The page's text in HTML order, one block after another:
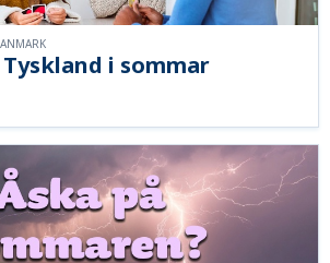
i sommar